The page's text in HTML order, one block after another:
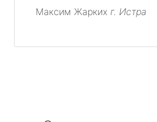
Максим Жарких г. Истра